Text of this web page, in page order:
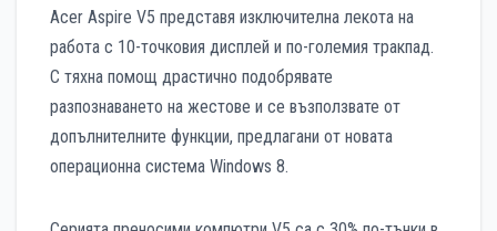
Acer Aspire V5 представя изключителна лекота на
работа с 10-точковия дисплей и по-големия тракпад.
С тяхна помощ драстично подобрявате
разпознаването на жестове и се възползвате от
допълнителните функции, предлагани от новата
операционна система Windows 8.